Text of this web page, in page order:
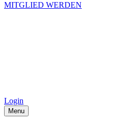
MITGLIED WERDEN
Login
Menu